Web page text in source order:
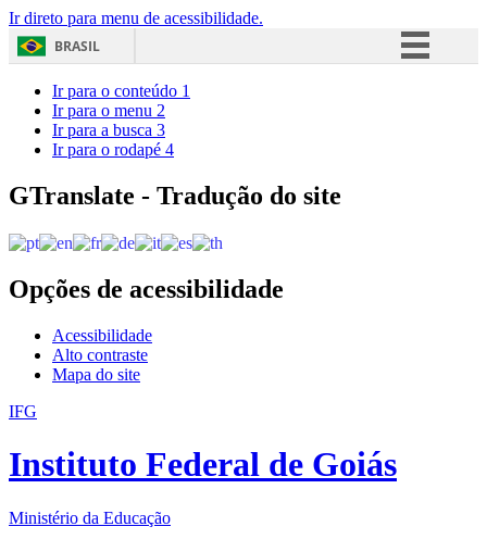
Ir direto para menu de acessibilidade.
BRASIL
Acesso à informação
Ir para o conteúdo 1
Ir para o menu 2
Ir para a busca 3
Ir para o rodapé 4
GTranslate - Tradução do site
Opções de acessibilidade
Acessibilidade
Alto contraste
Mapa do site
IFG
Instituto Federal de Goiás
Ministério da Educação